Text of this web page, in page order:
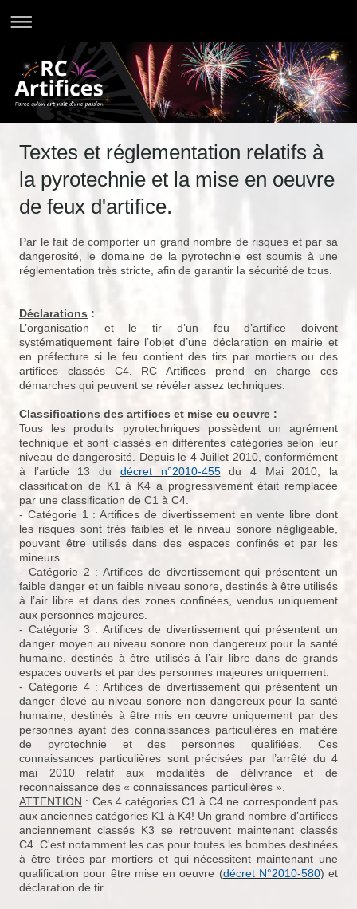
Textes et réglementation relatifs à
la pyrotechnie et la mise en oeuvre
de feux d'artifice.
Par le fait de comporter un grand nombre de risques et par sa
dangerosité, le domaine de la pyrotechnie est soumis à une
réglementation très stricte, afin de garantir la sécurité de tous.
Déclarations :
L’organisation et le tir d’un feu d’artifice doivent
systématiquement faire l’objet d’une déclaration en mairie et
en préfecture si le feu contient des tirs par mortiers ou des
artifices classés C4. RC Artifices prend en charge ces
démarches qui peuvent se révéler assez techniques.
Classifications des artifices et mise eu oeuvre :
Tous les produits pyrotechniques possèdent un agrément
technique et sont classés en différentes catégories selon leur
niveau de dangerosité. Depuis le 4 Juillet 2010, conformément
à l’article 13 du décret n°2010-455du 4 Mai 2010, la
classification de K1 à K4 a progressivement était remplacée
par une classification de C1 à C4.
- Catégorie 1 : Artifices de divertissement en vente libre dont
les risques sont très faibles et le niveau sonore négligeable,
pouvant être utilisés dans des espaces confinés et par les
mineurs.
- Catégorie 2 : Artifices de divertissement qui présentent un
faible danger et un faible niveau sonore, destinés à être utilisés
à l’air libre et dans des zones confinées, vendus uniquement
aux personnes majeures.
- Catégorie 3 : Artifices de divertissement qui présentent un
danger moyen au niveau sonore non dangereux pour la santé
humaine, destinés à être utilisés à l’air libre dans de grands
espaces ouverts et par des personnes majeures uniquement.
- Catégorie 4 : Artifices de divertissement qui présentent un
danger élevé au niveau sonore non dangereux pour la santé
humaine, destinés à être mis en œuvre uniquement par des
personnes ayant des connaissances particulières en matière
de pyrotechnie et des personnes qualifiées. Ces
connaissances particulières sont précisées par l’arrêté du 4
mai 2010 relatif aux modalités de délivrance et de
reconnaissance des « connaissances particulières ».
ATTENTION : Ces 4 catégories C1 à C4 ne correspondent pas
aux anciennes catégories K1 à K4! Un grand nombre d’artifices
anciennement classés K3 se retrouvent maintenant classés
C4. C'est notamment les cas pour toutes les bombes destinées
à être tirées par mortiers et qui nécessitent maintenant une
qualification pour être mise en oeuvre (décret N°2010-580) et
déclaration de tir.